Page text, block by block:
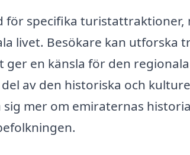
för specifika
livet. Besökare kan utforska
ger en känsla för den
av den historiska och
sig mer om emiraternas